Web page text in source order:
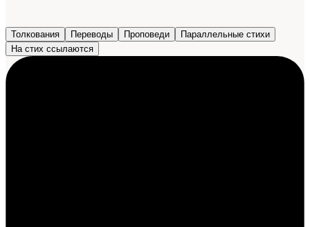
Толкования Переводы Проповеди
Параллельные стихи
На стих ссылаются